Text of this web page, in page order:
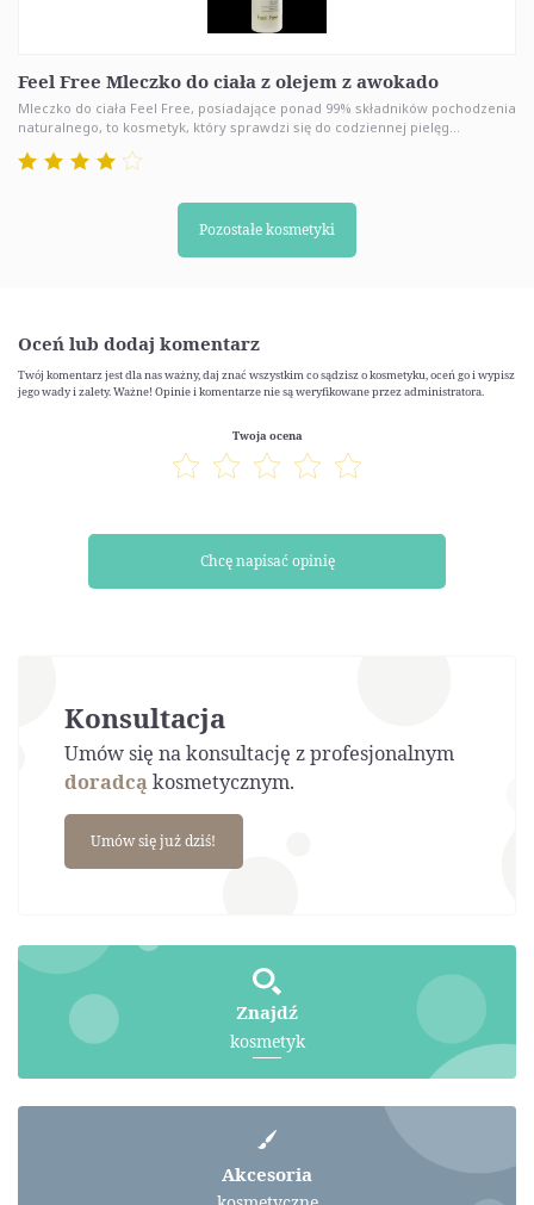
Feel Free Mleczko do ciała z olejem z awokado
Mleczko do ciała Feel Free, posiadające ponad 99% składników pochodzenia
naturalnego, to kosmetyk, który sprawdzi się do codziennej pielęg...
Pozostałe kosmetyki
Oceń lub dodaj komentarz
Twój komentarz jest dla nas ważny, daj znać wszystkim co sądzisz o kosmetyku, oceń go i wypisz
jego wady i zalety. Ważne! Opinie i komentarze nie są weryfikowane przez administratora.
Twoja ocena
Chcę napisać opinię
Konsultacja
Umów się na konsultację z profesjonalnym
doradcąkosmetycznym.
Umów się już dziś!
Znajdź
kosmetyk
Akcesoria